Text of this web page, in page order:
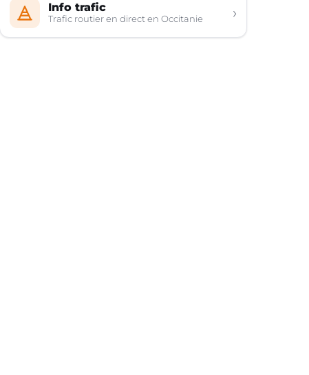
Info trafic
Trafic routier en direct en Occitanie ›